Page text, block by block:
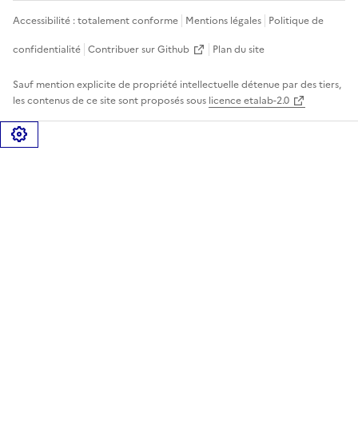
Accessibilité : totalement conforme Mentions légales Politique de
confidentialité Contribuer sur Github Plan du site
Sauf mention explicite de propriété intellectuelle détenue par des tiers,
les contenus de ce site sont proposés sous licence etalab-2.0
Gérer les cookies